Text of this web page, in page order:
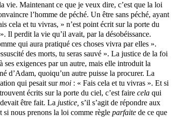
vie. Maintenant ce que je veux dire, c’est que la loi
l’homme de péché. Un être sans péché, ayant
cela et tu vivras, » n’est point écrit sur la porte du
Il perdit la vie qu’il avait, par la désobéissance.
qui aura pratiqué ces choses vivra par elles ».
des morts, tu seras sauvé ». La justice de la foi
exigences par un autre, mais elle introduit la
d’Adam, quoiqu’un autre puisse la procurer. La
qui pesait surmoi : « Fais cela et tu vivras ». Et si
écrits sur la porte du ciel, c’est faire cela qui
être fait. La justice, s’il s’agit de répondre aux
si nous prenons la loi comme règle parfaite de ce que